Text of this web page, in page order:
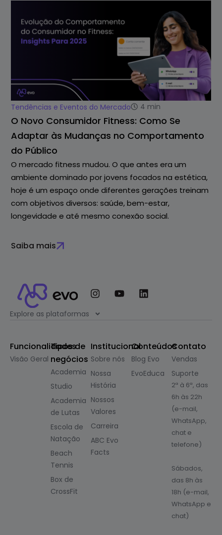
Tendências e Eventos do Mercado 4 min
O Novo Consumidor Fitness: Como Se
Adaptar às Mudanças no Comportamento
do Público
O mercado fitness mudou. O que antes era um
ambiente dominado por jovens focados na estética,
hoje é um espaço onde diferentes gerações treinam
com objetivos diversos: saúde, bem-estar,
longevidade e até mesmo conexão social.
Saiba mais
Explore as plataformas
Funcionalidades
Visão Geral
Tipos de
negócios
Academia
Studio
Academia
de Lutas
Escola de
Natação
Beach
Tennis
Box de
CrossFit
Institucional
Sobre nós
Nossa
História
Nossos
Valores
Carreira
ABC Evo
Facts
Conteúdos
Blog Evo
EvoEduca
Contato
Vendas
Suporte
2ª à 6ª, das
6h às 22h
(e-mail,
WhatsApp,
chat e
telefone)
Sábados,
das 8h às
18h (e-mail,
WhatsApp e
chat)